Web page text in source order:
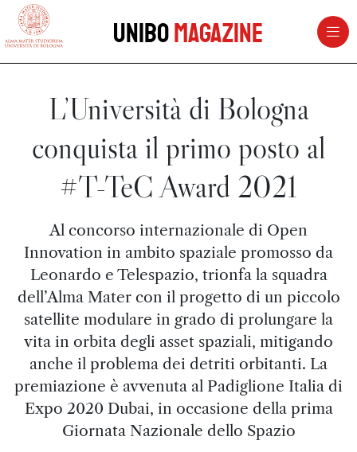
vai al contenuto della pagina
UniboMagazine
L’Università di Bologna
conquista il primo posto al
#T-TeC Award 2021
Al concorso internazionale di Open
Innovation in ambito spaziale promosso da
Leonardo e Telespazio, trionfa la squadra
dell’Alma Mater con il progetto di un piccolo
satellite modulare in grado di prolungare la
vita in orbita degli asset spaziali, mitigando
anche il problema dei detriti orbitanti. La
premiazione è avvenuta al Padiglione Italia di
Expo 2020 Dubai, in occasione della prima
Giornata Nazionale dello Spazio